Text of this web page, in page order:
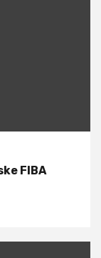
FIBA